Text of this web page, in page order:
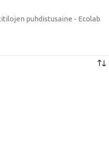
puhdistusaine - Ecolab